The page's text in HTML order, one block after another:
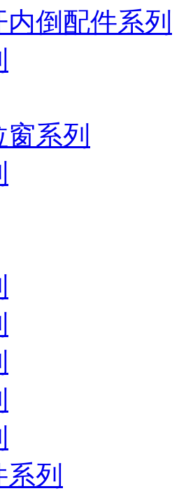
倒配件系列
窗系列
列